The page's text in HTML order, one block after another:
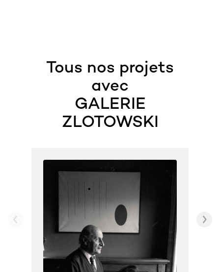
Tous nos projets
avec
GALERIE
ZLOTOWSKI